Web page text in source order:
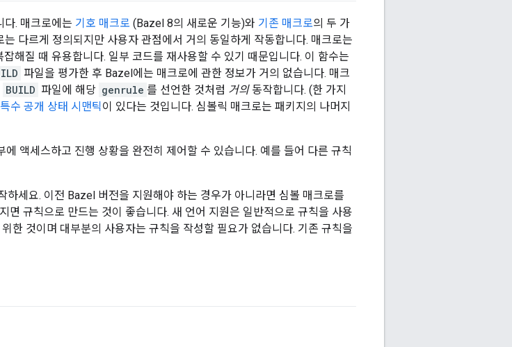
다. 매크로에는 기호 매크로 (Bazel 8의 새로운 기능)와 기존 매크로의 두 가
다르게 정의되지만 사용자 관점에서 거의 동일하게 작동합니다. 매크로는
해질 때 유용합니다. 일부 코드를 재사용할 수 있기 때문입니다. 이 함수는
파일을 평가한 후 Bazel에는 매크로에 관한 정보가 거의 없습니다. 매크
BUILD 파일에 해당 genrule 를 선언한 것처럼 거의동작합니다. (한 가지
특수 공개 상태 시맨틱 이 있다는 것입니다. 심볼릭 매크로는 패키지의 나머지
액세스하고 진행 상황을 완전히 제어할 수 있습니다. 예를 들어 다른 규칙
하세요. 이전 Bazel 버전을 지원해야 하는 경우가 아니라면 심볼 매크로를
면 규칙으로 만드는 것이 좋습니다. 새 언어 지원은 일반적으로 규칙을 사용
한 것이며 대부분의 사용자는 규칙을 작성할 필요가 없습니다. 기존 규칙을